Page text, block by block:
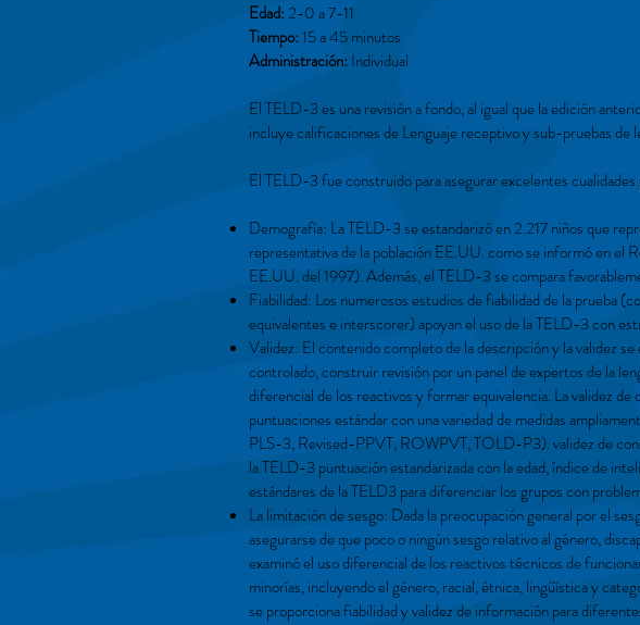
Edad: 2-0 a 7-11
Tiempo:15 a 45 minutos
Administración: Individual
El TELD-3 es una revisión a fondo, al igual que la edición
incluye calificaciones de Lenguaje receptivo y sub-pruebas de
El TELD-3 fue construido para asegurar excelentes
Demografía: La TELD-3 se estandarizó en 2.217 niños que
representativa de la población EE.UU. como se informó en el
EE.UU. del 1997). Además, el TELD-3 se compara
Fiabilidad: Los numerosos estudios de fiabilidad de la prueba
equivalentes e interscorer) apoyan el uso de la TELD-3 con
Validez: El contenido completo de la descripción y la validez
controlado, construir revisión por un panel de expertos de la
diferencial de los reactivos y formar equivalencia. La validez
puntuaciones estándar con una variedad de medidas
PLS-3, Revised-PPVT, ROWPVT, TOLD-P3). validez de
la TELD-3 puntuación estandarizada con la edad, índice de
estándares de la TELD3 para diferenciar los grupos con
La limitación de sesgo: Dada la preocupación general por el
asegurarse de que poco o ningún sesgo relativo al género,
examinó el uso diferencial de los reactivos técnicos de
minorías, incluyendo el género, racial, étnica, lingüística y
se proporciona fiabilidad y validez de información para